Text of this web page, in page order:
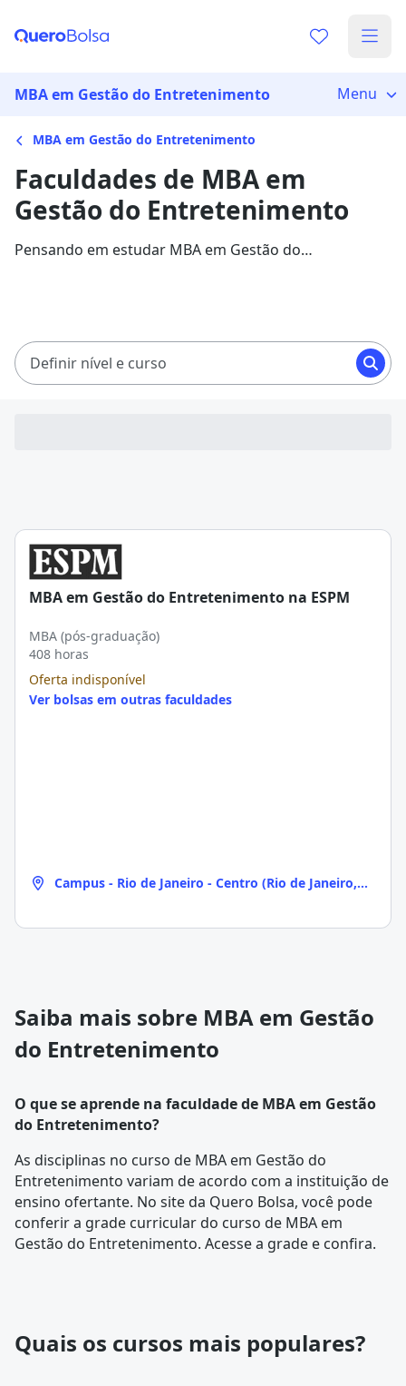
MBA em Gestão do Entretenimento Menu
MBA em Gestão do Entretenimento
Faculdades de MBA em
Gestão do Entretenimento
Pensando em estudar MBA em Gestão do
Definir nível e curso
MBA em Gestão do Entretenimento na ESPM
MBA (pós-graduação)
408 horas
Oferta indisponível
Ver bolsas em outras faculdades
Campus - Rio de Janeiro - Centro (Rio de Janeiro,
Saiba mais sobre MBA em Gestão
do Entretenimento
O que se aprende na faculdade de MBA em Gestão
do Entretenimento?
As disciplinas no curso de MBA em Gestão do
Entretenimento variam de acordo com a instituição de
ensino ofertante. No site da Quero Bolsa, você pode
conferir a grade curriculardo curso de MBA em
Gestão do Entretenimento. Acesse a grade e confira.
Quais os cursos mais populares?